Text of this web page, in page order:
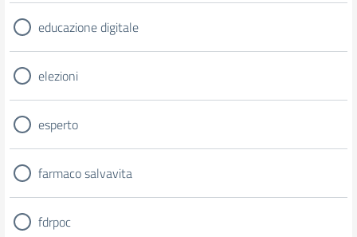
educazione digitale
elezioni
esperto
farmaco salvavita
fdrpoc